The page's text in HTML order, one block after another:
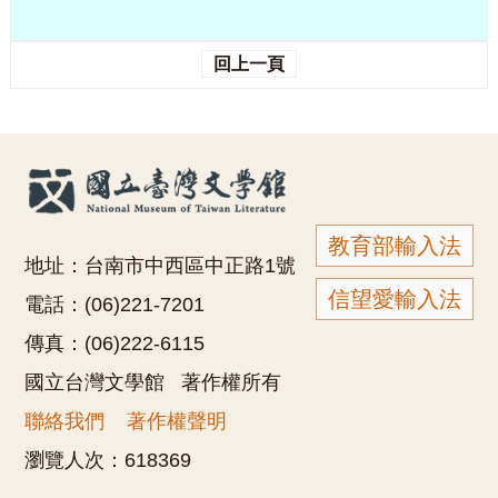
回上一頁
教育部輸入法
信望愛輸入法
地址：台南市中西區中正路1號
電話：(06)221-7201
傳真：(06)222-6115
國立台灣文學館 著作權所有
聯絡我們
著作權聲明
瀏覽人次： 618369